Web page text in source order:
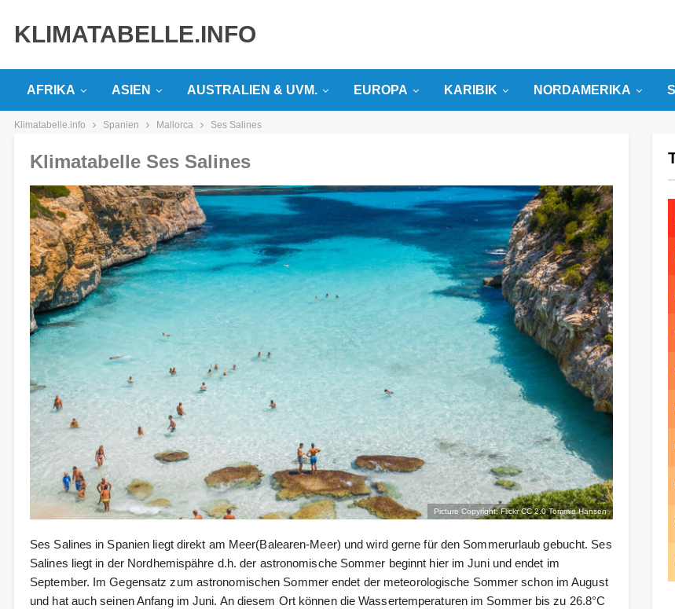
KLIMATABELLE.INFO
AFRIKA ASIEN AUSTRALIEN & UVM. EUROPA KARIBIK NORDAMERIKA
Klimatabelle.info Spanien Mallorca Ses Salines
Klimatabelle Ses Salines
Picture Copyright: Flickr CC 2.0Tommie Hansen
Ses Salines in Spanien liegt direkt am Meer(Balearen-Meer) und wird gerne für den Sommerurlaub gebucht. Ses
Salines liegt in der Nordhemispähre d.h. der astronomische Sommer beginnt hier im Juni und endet im
September. Im Gegensatz zum astronomischen Sommer endet der meteorologische Sommer schon im August
und hat auch seinen Anfang im Juni. An diesem Ort können die Wassertemperaturen im Sommer bis zu 26.8°C